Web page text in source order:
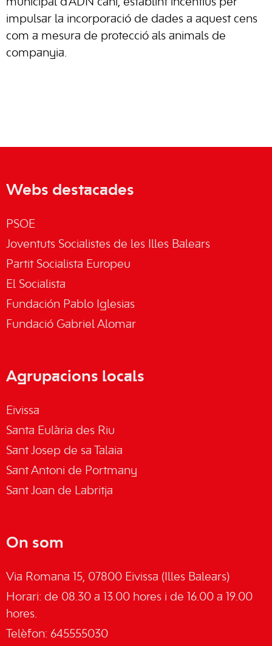
municipal d’ADN caní, establint incentius per
impulsar la incorporació de dades a aquest cens
com a mesura de protecció als animals de
companyia.
Webs destacades
PSOE
Joventuts Socialistes de les Illes Balears
Partit Socialista Europeu
El Socialista
Fundación Pablo Iglesias
Fundació Gabriel Alomar
Agrupacions locals
Eivissa
Santa Eulària des Riu
Sant Josep de sa Talaia
Sant Antoni de Portmany
Sant Joan de Labritja
On som
Via Romana 15, 07800 Eivissa (Illes Balears)
Horari: de 08.30 a 13.00 hores i de 16.00 a 19.00
hores.
Telèfon: 645555030